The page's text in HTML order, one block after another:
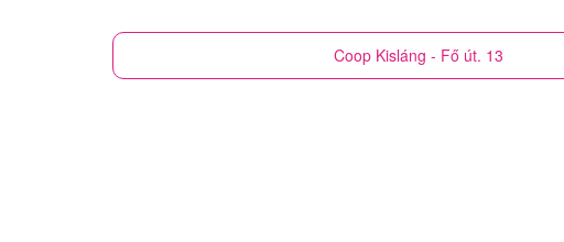
Coop Kisláng - Fő út. 13